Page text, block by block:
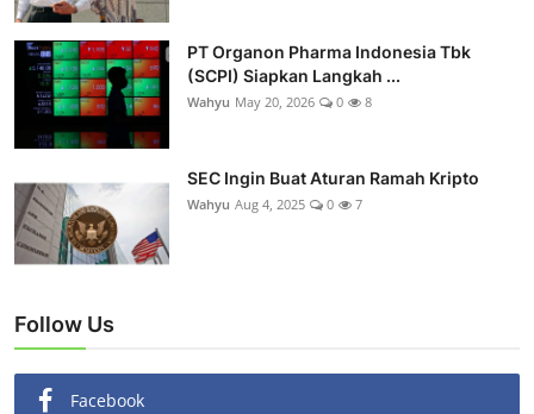
PT Organon Pharma Indonesia Tbk
(SCPI) Siapkan Langkah ...
Wahyu May 20, 2026 0 8
SEC Ingin Buat Aturan Ramah Kripto
Wahyu Aug 4, 2025 0 7
Follow Us
Facebook